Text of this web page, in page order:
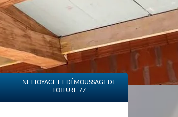
NETTOYAGE ET DÉMOUSSAGE DE
TOITURE 77